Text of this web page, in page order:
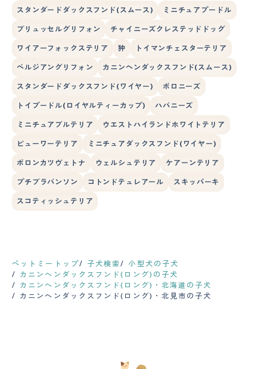
スタンダードダックスフンド(スムース) ミニチュアプードル
ブリュッセルグリフォン チャイニーズクレステッドドッグ
ワイアーフォックステリア 狆 トイマンチェスターテリア
ベルジアングリフォン カニンヘンダックスフンド(スムース)
スタンダードダックスフンド(ワイヤー) ボロニーズ
トイプードル(ロイヤルティーカップ) ハバニーズ
ミニチュアブルテリア ウエストハイランドホワイトテリア
ビューワーテリア ミニチュアダックスフンド(ワイヤー)
ボロンカツヴェトナ ウェルシュテリア ケアーンテリア
プチブラバンソン コトンドテュレアール スキッパーキ
スコティッシュテリア
ペットミートップ 子犬検索
小型犬の子犬
カニンヘンダックスフンド(ロング)の子犬
カニンヘンダックスフンド(ロング)・北海道の子犬
カニンヘンダックスフンド(ロング)・北見市の子犬